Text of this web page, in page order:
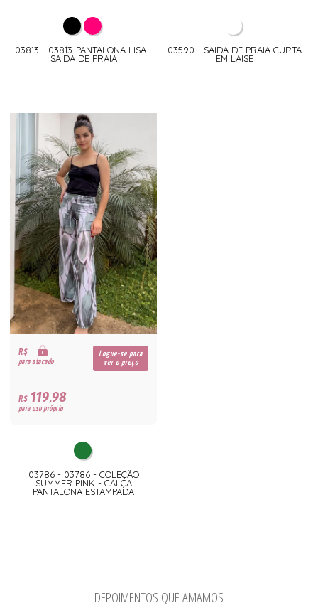
03813 - 03813-PANTALONA LISA -
SAIDA DE PRAIA
03590 - SAÍDA DE PRAIA CURTA
EM LAISE
R$
para atacado
Logue-se para
ver o preço
R$119,98
para uso próprio
03786 - 03786 - COLEÇÃO
SUMMER PINK - CALÇA
PANTALONA ESTAMPADA
DEPOIMENTOS QUE AMAMOS